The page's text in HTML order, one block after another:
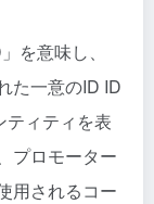
を意味し、
た一意のID ID
ティティを表
プロモーター
用されるコー